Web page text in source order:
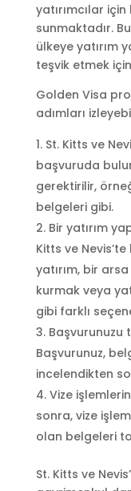
yatırımcılar
sunmaktadır.
ülkeye yatırım
teşvik etmek
Golden Visa
adımları
St. Kitts ve
başvuruda
gerektirilir,
belgeleri gibi.
Bir yatırım
Kitts ve
yatırım, bir
kurmak veya
gibi farklı
Başvurunuzu
Başvurunuz,
incelendikten
Vize
sonra, vize
olan belgeleri
St. Kitts ve